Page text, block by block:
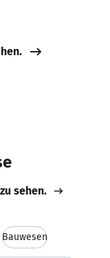
sehen.
Bauwesen